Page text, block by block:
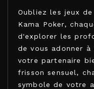
Oubliez les jeux
Kama Poker,
d'explorer les
de vous adonner à
votre partenaire
frisson sensuel,
symbole de votre